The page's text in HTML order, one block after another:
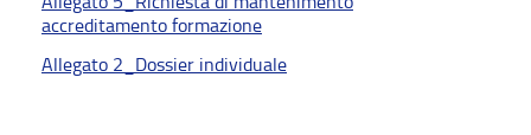
accreditamento formazione
Allegato 2_Dossier individuale